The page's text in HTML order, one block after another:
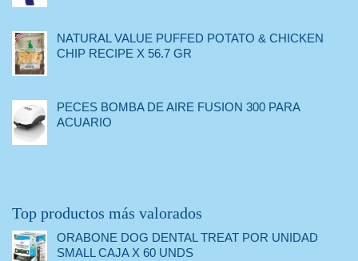
NATURAL VALUE PUFFED POTATO & CHICKEN
CHIP RECIPE X 56.7 GR
PECES BOMBA DE AIRE FUSION 300 PARA
ACUARIO
Top productos más valorados
ORABONE DOG DENTAL TREAT POR UNIDAD
SMALL CAJA X 60 UNDS